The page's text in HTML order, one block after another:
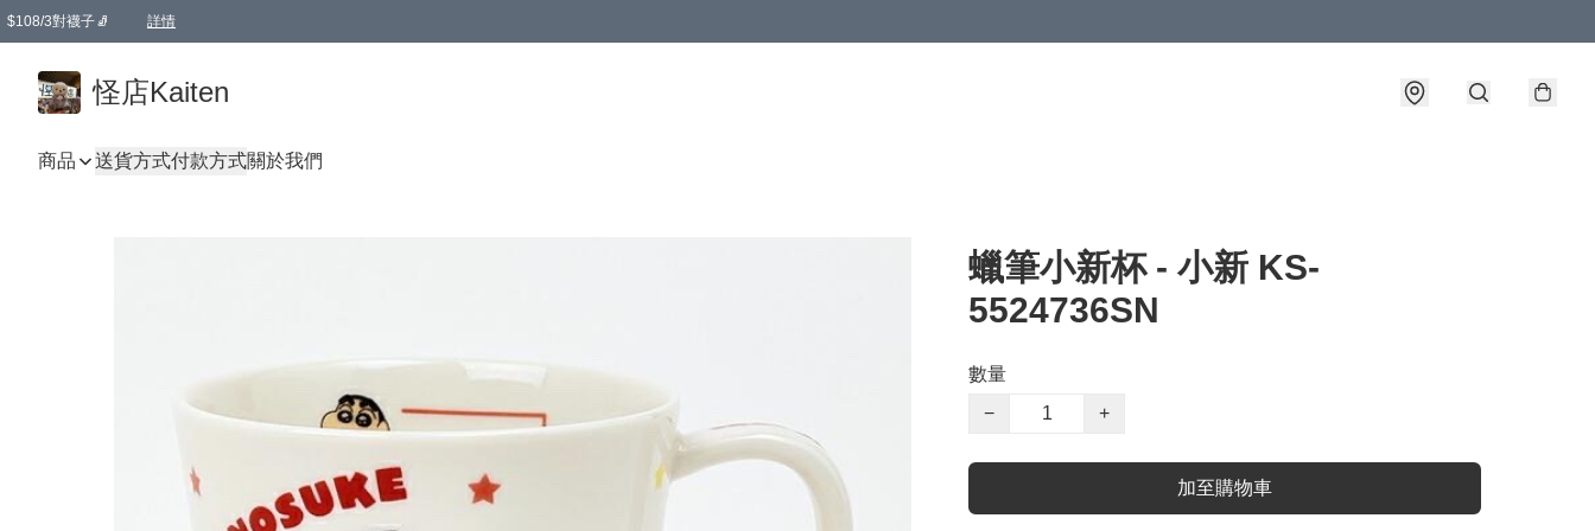
$108/3對襪子🧦 詳情
怪店Kaiten
商品 送貨方式付款方式關於我們
蠟筆小新杯 - 小新 KS-
5524736SN
數量
−
+
加至購物車